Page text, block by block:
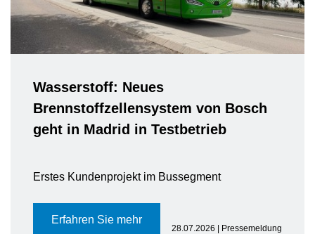
Wasserstoff: Neues
Brennstoffzellensystem von Bosch
geht in Madrid in Testbetrieb
Erstes Kundenprojekt im Bussegment
Erfahren Sie mehr
28.07.2026 | Pressemeldung